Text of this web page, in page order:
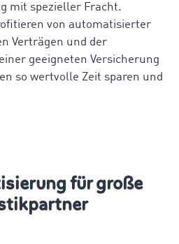
mit spezieller Fracht.
von automatisierter
Verträgen und der
geeigneten Versicherung
so wertvolle Zeit sparen und
für große